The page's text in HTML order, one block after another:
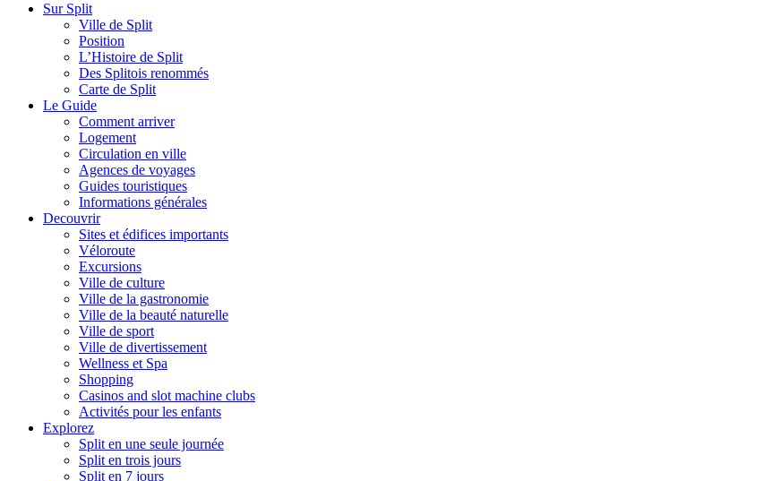
Sur Split
Ville de Split
Position
L’Histoire de Split
Des Splitois renommés
Carte de Split
Le Guide
Comment arriver
Logement
Circulation en ville
Agences de voyages
Guides touristiques
Informations générales
Decouvrir
Sites et édifices importants
Véloroute
Excursions
Ville de culture
Ville de la gastronomie
Ville de la beauté naturelle
Ville de sport
Ville de divertissement
Wellness et Spa
Shopping
Casinos and slot machine clubs
Activités pour les enfants
Explorez
Split en une seule journée
Split en trois jours
Split en 7 jours